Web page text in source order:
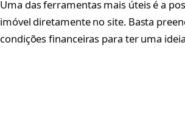
Uma das ferramentas mais úteis é a
imóvel diretamente no site. Basta
condições financeiras para ter uma